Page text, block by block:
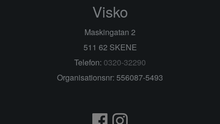
Visko
Maskingatan 2
511 62 SKENE
Telefon: 0320-32290
Organisationsnr: 556087-5493